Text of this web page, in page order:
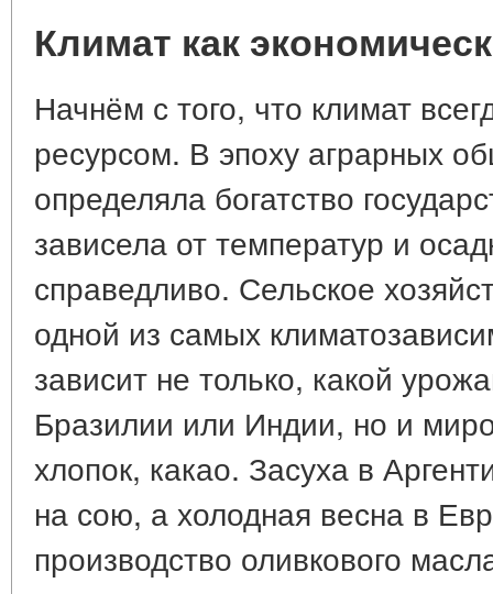
Климат как
Начнём с того, что климат
ресурсом. В эпоху аграрных
определяла богатство
зависела от температур и
справедливо. Сельское
одной из самых
зависит не только, какой
Бразилии или Индии, но и
хлопок, какао. Засуха в
на сою, а холодная весна в
производство оливкового